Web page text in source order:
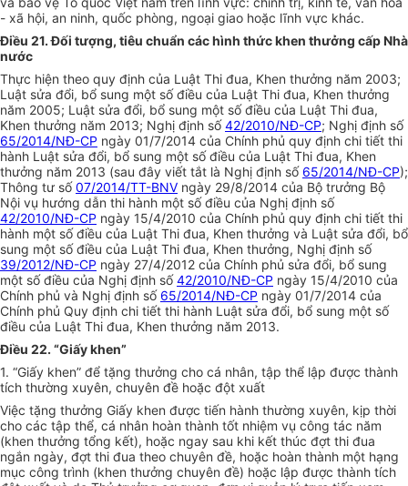
- xã hội, an ninh, quốc phòng, ngoại giao hoặc lĩnh vực khác.
Điều 21. Đối tượng, tiêu chuẩn các hình thức khen thưởng cấp Nhà
nước
Thực hiện theo quy định của Luật Thi đua, Khen thưởng năm 2003;
Luật sửa đổi, bổ sung một số điều của Luật Thi đua, Khen thưởng
năm 2005; Luật sửa đổi, bổ sung một số điều của Luật Thi đua,
Khen thưởng năm 2013; Nghị định số42/2010/NĐ-CP; Nghị định số
65/2014/NĐ-CP ngày 01/7/2014 của Chính phủ quy định chi tiết thi
hành Luật sửa đổi, bổ sung một số điều của Luật Thi đua, Khen
thưởng năm 2013 (sau đây viết tắt là Nghị định số 65/2014/NĐ-CP);
Thông tư số07/2014/TT-BNV ngày 29/8/2014 của Bộ trưởng Bộ
Nội vụ hướng dẫn thi hành một số điều của Nghị định số
42/2010/NĐ-CP ngày 15/4/2010 của Chính phủ quy định chi tiết thi
hành một số điều của Luật Thi đua, Khen thưởng và Luật sửa đổi, bổ
sung một số điều của Luật Thi đua, Khen thưởng, Nghị định số
39/2012/NĐ-CP ngày 27/4/2012 của Chính phủ sửa đổi, bổ sung
một số điều của Nghị định số42/2010/NĐ-CP ngày 15/4/2010 của
Chính phủ và Nghị định số 65/2014/NĐ-CP ngày 01/7/2014 của
Chính phủ Quy định chi tiết thi hành Luật sửa đổi, bổ sung một số
điều của Luật Thi đua, Khen thưởng năm 2013.
Điều 22. “Giấy khen”
1. “Giấy khen” để tặng thưởng cho cá nhân, tập thể lập được thành
tích thường xuyên, chuyên đề hoặc đột xuất
Việc tặng thưởng Giấy khen được tiến hành thường xuyên, kịp thời
cho các tập thể, cá nhân hoàn thành tốt nhiệm vụ công tác năm
(khen thưởng tổng kết), hoặc ngay sau khi kết thúc đợt thi đua
ngắn ngày, đợt thi đua theo chuyên đề, hoặc hoàn thành một hạng
mục công trình (khen thưởng chuyên đề) hoặc lập được thành tích